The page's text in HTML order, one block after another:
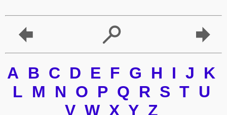
A B C D E F G H I J
K
L M N O P Q R S T U
V W X Y Z